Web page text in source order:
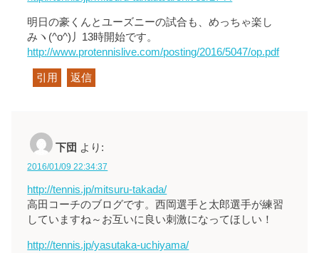
明日の豪くんとユーズニーの試合も、めっちゃ楽し
みヽ(^o^)丿13時開始です。
http://www.protennislive.com/posting/2016/5047/op.pdf
引用 返信
下団 より:
2016/01/09 22:34:37
http://tennis.jp/mitsuru-takada/
高田コーチのブログです。西岡選手と太郎選手が練習
していますね～お互いに良い刺激になってほしい！
http://tennis.jp/yasutaka-uchiyama/